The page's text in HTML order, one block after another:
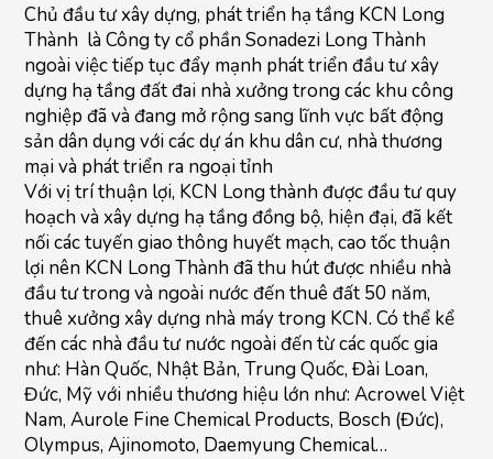
Chủ đầu tư xây dựng, phát triển hạ tầng KCN Long
Thành là Công ty cổ phần Sonadezi Long Thành
ngoài việc tiếp tục đẩy mạnh phát triển đầu tư xây
dựng hạ tầng đất đai nhà xưởng trong các khu công
nghiệp đã và đang mở rộng sang lĩnh vực bất động
sản dân dụng với các dự án khu dân cư, nhà thương
mại và phát triển ra ngoại tỉnh
Với vị trí thuận lợi, KCN Long thành được đầu tư quy
hoạch và xây dựng hạ tầng đồng bộ, hiện đại, đã kết
nối các tuyến giao thông huyết mạch, cao tốc thuận
lợi nên KCN Long Thành đã thu hút được nhiều nhà
đầu tư trong và ngoài nước đến thuê đất 50 năm,
thuê xưởng xây dựng nhà máy trong KCN. Có thể kể
đến các nhà đầu tư nước ngoài đến từ các quốc gia
như: Hàn Quốc, Nhật Bản, Trung Quốc, Đài Loan,
Đức, Mỹ với nhiều thương hiệu lớn như: Acrowel Việt
Nam, Aurole Fine Chemical Products, Bosch (Đức),
Olympus, Ajinomoto, Daemyung Chemical…